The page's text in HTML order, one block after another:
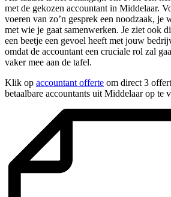
met de gekozen accountant in Middelaar.
voeren van zo’n gesprek een noodzaak,
met wie je gaat samenwerken. Je ziet ook
een beetje een gevoel heeft met jouw
omdat de accountant een cruciale rol zal
vaker mee aan de tafel.
Klik op accountant offerte om direct 3
betaalbare accountants uit Middelaar op te